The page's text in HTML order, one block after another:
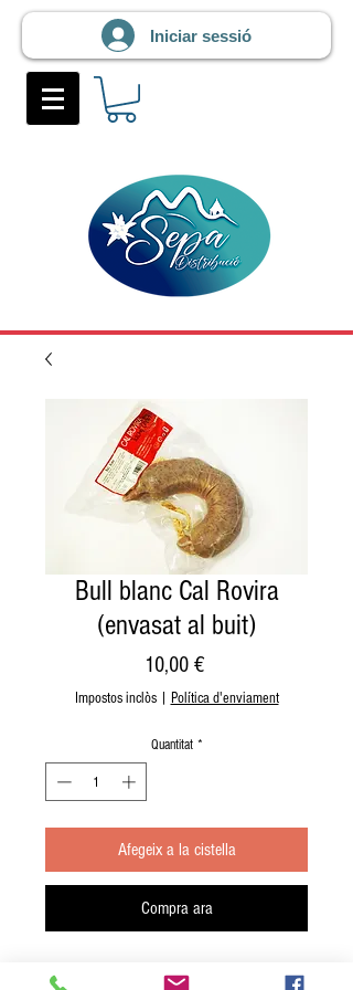
Iniciar sessió
Bull blanc Cal Rovira
(envasat al buit)
10,00 €Price
Impostos inclòs| Política d'enviament
Quantitat *
Afegeix a la cistella
Compra ara
Bull blanc Cal Rovira (envasat al buit)